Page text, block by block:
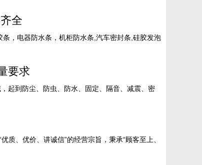
全
，电器防水条，机柜防水条,汽车密封条,硅胶发泡
要求
起到防尘、防虫、防水、固定、隔音、减震、密
质、优价、讲诚信”的经营宗旨，秉承“顾客至上、